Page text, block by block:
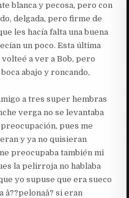
blanca y pecosa, pero con
delgada, pero firme de
les hacía falta una buena
un poco. Esta última
a ver a Bob, pero
abajo y roncando,
a tres super hembras
verga no se levantaba
pues me
y ya no quisieran
preocupaba también mi
la pelirroja no hablaba
yo supuse que era sueco
si eran